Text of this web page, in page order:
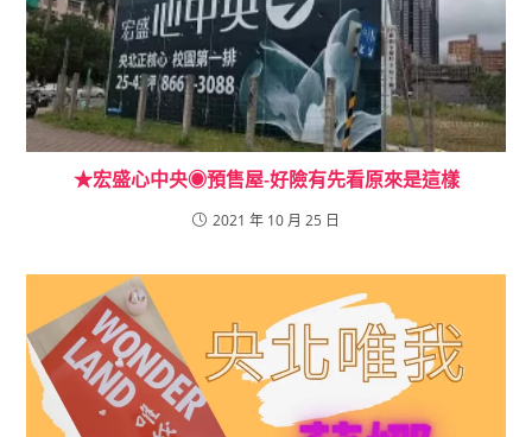
★宏盛心中央◉預售屋-好險有先看原來是這樣
2021 年 10 月 25 日